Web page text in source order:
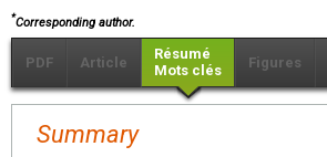
*Corresponding author.
PDF Article
Résumé
Mots clés
Figures
Summary